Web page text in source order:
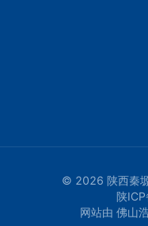
© 2026 陕西秦
陕
网站由 佛山